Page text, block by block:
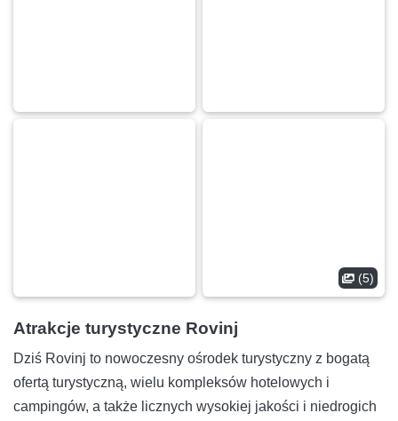
(5)
Atrakcje turystyczne Rovinj
Dziś Rovinj to nowoczesny ośrodek turystyczny z bogatą
ofertą turystyczną, wielu kompleksów hotelowych i
campingów, a także licznych wysokiej jakości i niedrogich